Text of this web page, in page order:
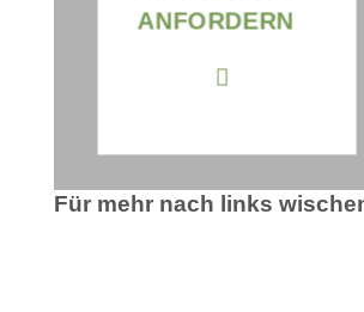
ANFORDERN
Für mehr nach links